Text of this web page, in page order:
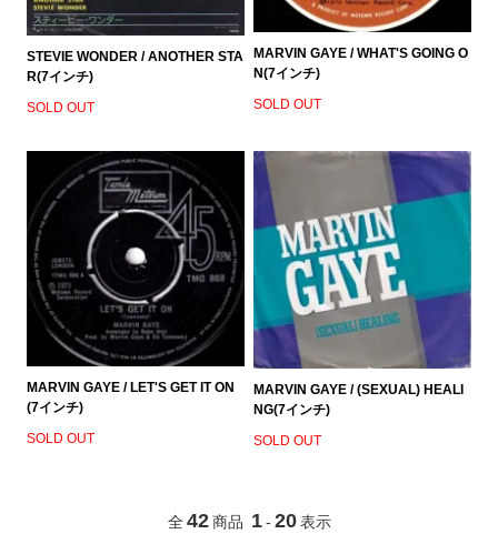
STEVIE WONDER / ANOTHER STA
R(7インチ)
SOLD OUT
MARVIN GAYE / WHAT'S GOING O
N(7インチ)
SOLD OUT
MARVIN GAYE / LET'S GET IT ON
(7インチ)
SOLD OUT
MARVIN GAYE / (SEXUAL) HEALI
NG(7インチ)
SOLD OUT
全 42 商品 1 - 20 表示